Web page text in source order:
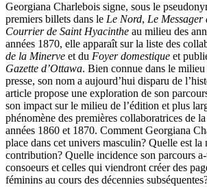
Georgiana Charlebois signe, sous le
premiers billets dans le Le Nord, Le Messager
Courrier de Saint Hyacinthe au milieu des
années 1870, elle apparaît sur la liste des
de la Minerve et du Foyer domestique et
Gazette d’Ottawa. Bien connue dans le
presse, son nom a aujourd’hui disparu de
article propose une exploration de son
son impact sur le milieu de l’édition et plus
phénomène des premières collaboratrices de la
années 1860 et 1870. Comment Georgiana
place dans cet univers masculin? Quelle est la
contribution? Quelle incidence son parcours
consoeurs et celles qui viendront créer des
féminins au cours des décennies